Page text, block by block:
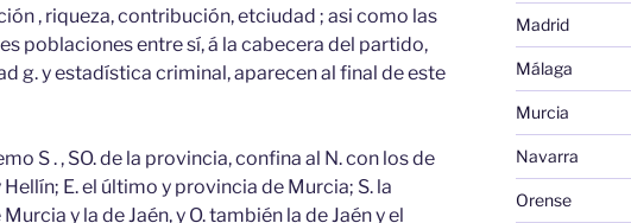
, riqueza, contribución, etciudad ; asi como las
poblaciones entre sí, á la cabecera del partido,
g. y estadística criminal, aparecen al final de este
S . , SO. de la provincia, confina al N. con los de
E. el último y provincia de Murcia; S. la
y la de Jaén, y O. también la de Jaén y el
Madrid
Málaga
Murcia
Navarra
Orense